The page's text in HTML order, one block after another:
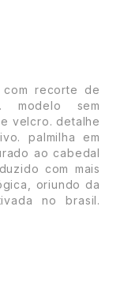
recorte de
modelo sem
velcro. detalhe
palmilha em
ao cabedal
com mais
oriundo da
no brasil.